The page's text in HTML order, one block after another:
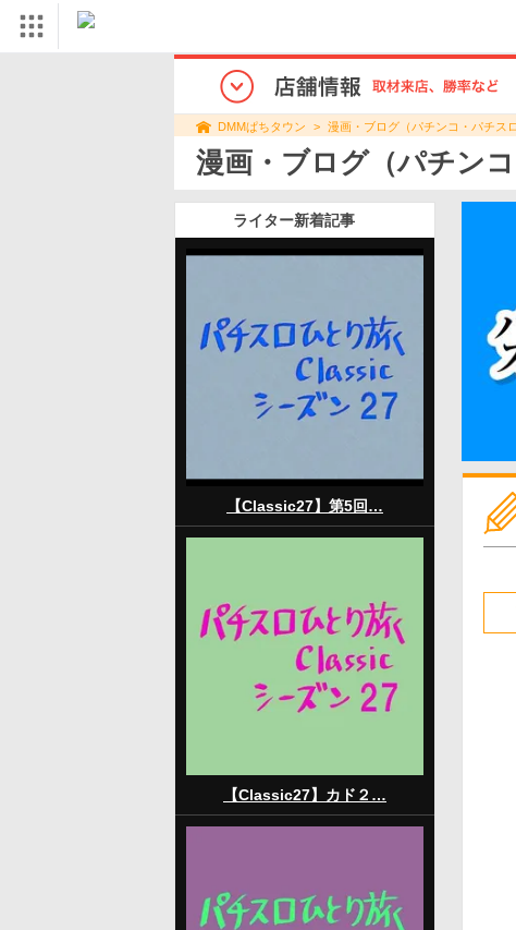
DMMぱちタウン 漫画・ブログ（パチンコ・パチスロ
漫画・ブログ（パチンコ
ライター新着記事
【Classic27】第5回…
【Classic27】カド２…